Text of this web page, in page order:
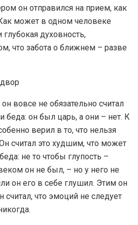
он отправился на прием, как
может в одном человеке
духовность,
что забота о ближнем – разве
вовсе не обязательно считал
беда: он был царь, а они – нет. К
верил в то, что нельзя
считал это худшим, что может
не то чтобы глупость –
он не был, – но у него не
он его в себе глушил. Этим он
считал, что эмоций не следует